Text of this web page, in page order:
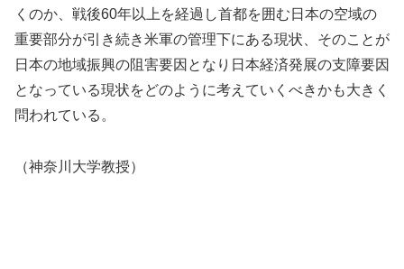
くのか、戦後60年以上を経過し首都を囲む日本の空域の
重要部分が引き続き米軍の管理下にある現状、そのことが
日本の地域振興の阻害要因となり日本経済発展の支障要因
となっている現状をどのように考えていくべきかも大きく
問われている。
（神奈川大学教授）